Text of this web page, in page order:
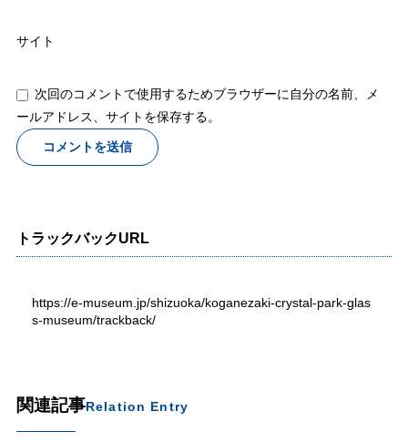
サイト
次回のコメントで使用するためブラウザーに自分の名前、メ
ールアドレス、サイトを保存する。
トラックバックURL
https://e-museum.jp/shizuoka/koganezaki-crystal-park-glas
s-museum/trackback/
関連記事Relation Entry